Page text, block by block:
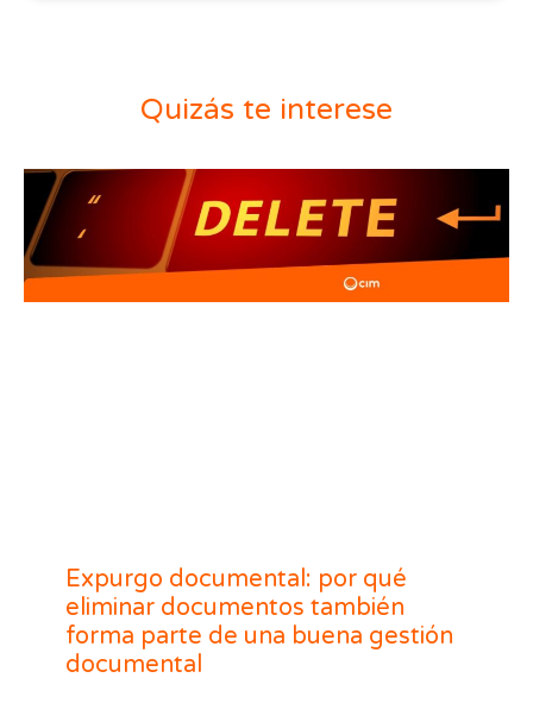
Quizás te interese
Expurgo documental: por qué
eliminar documentos también
forma parte de una buena gestión
documental